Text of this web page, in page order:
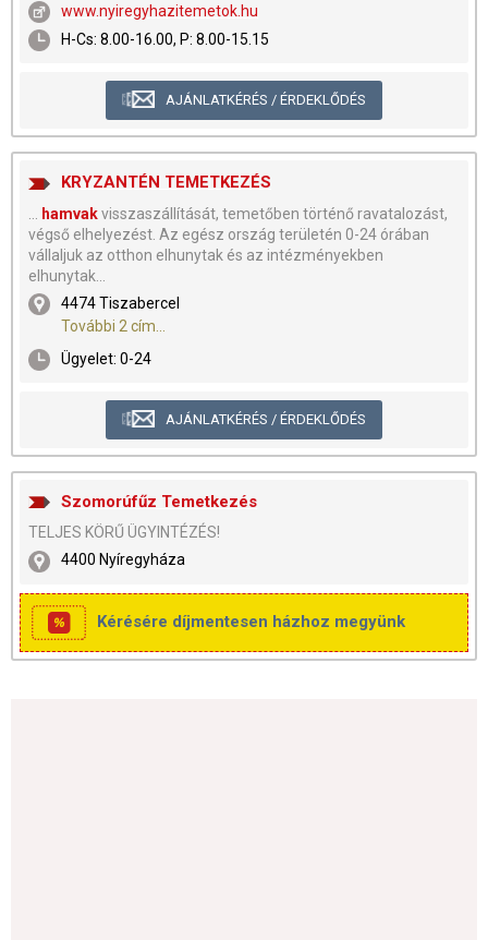
www.nyiregyhazitemetok.hu
H-Cs: 8.00-16.00, P: 8.00-15.15
AJÁNLATKÉRÉS / ÉRDEKLŐDÉS
KRYZANTÉN TEMETKEZÉS
hamvakvisszaszállítását, temetőben történő ravatalozást,
végső elhelyezést. Az egész ország területén 0-24 órában
vállaljuk az otthon elhunytak és az intézményekben
elhunytak...
4474 Tiszabercel
További 2 cím...
Ügyelet: 0-24
AJÁNLATKÉRÉS / ÉRDEKLŐDÉS
Szomorúfűz Temetkezés
TELJES KÖRŰ ÜGYINTÉZÉS!
4400 Nyíregyháza
Kérésére díjmentesen házhoz megyünk